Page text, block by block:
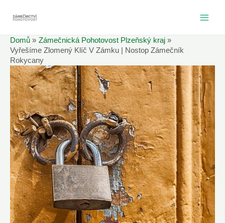
Domů
Zámečnická Pohotovost Plzeňský kraj
Vyřešíme Zlomený Klíč V Zámku | Nostop Zámečník
Rokycany